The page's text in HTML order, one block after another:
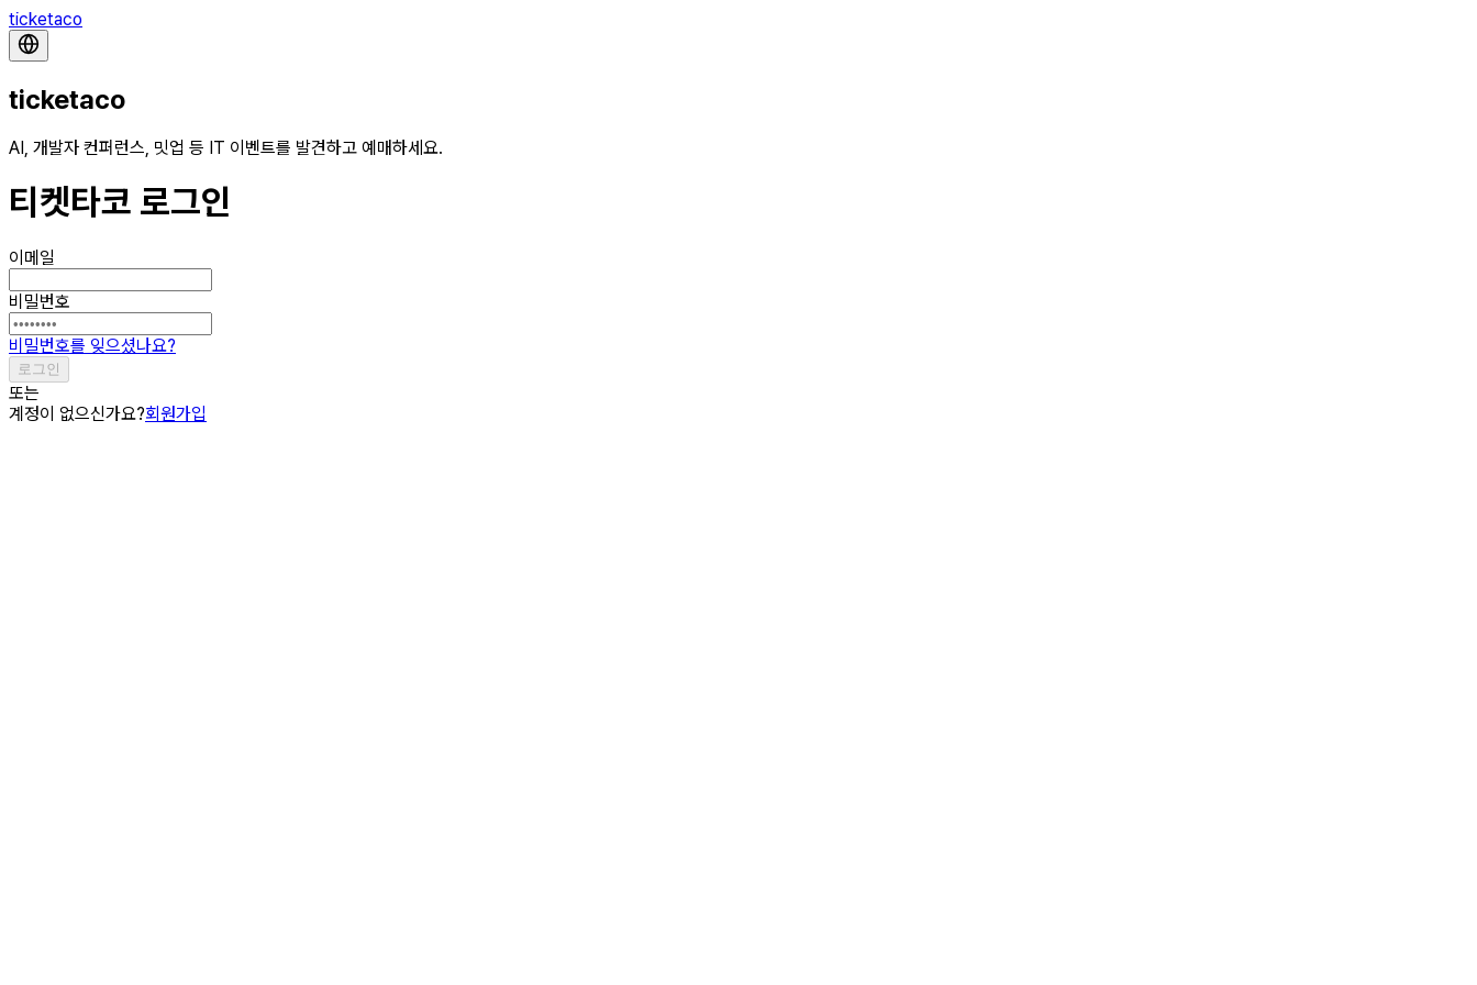
ticketaco
ticketaco
AI, 개발자 컨퍼런스, 밋업 등 IT 이벤트를 발견하고 예매하세요.
티켓타코 로그인
이메일
비밀번호
비밀번호를 잊으셨나요?
로그인
또는
계정이 없으신가요?회원가입